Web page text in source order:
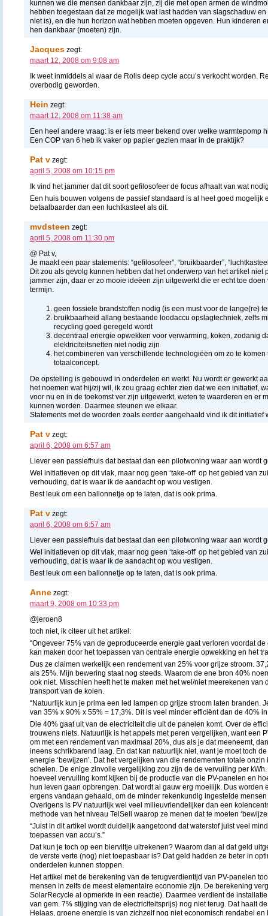
kunnen we die mensen dankbaar zijn, zij die met open armen de
hebben toegestaan dat ze mogelijk wat last hadden van slagschaduw
niet is), en die hun horizon wat hebben moeten opgeven. Hun kinderen
hen dankbaar (moeten) zijn.
Jacques zegt:
maart 12, 2008 om 9:08 am
Ik weet inmiddels al waar de Rolls deep cycle accu’s verkocht worden.
overbodig geworden.
Hein zegt:
maart 12, 2008 om 11:38 am
Een heel andere vraag: is er iets meer bekend over welke warmtepomp
Een COP van 6 heb ik vaker op papier gezien maar in de praktijk?
Pat v zegt:
april 5, 2008 om 10:15 pm
Ik vind het jammer dat dit soort gefilosofeer de focus afhaalt van wat
Een huis bouwen volgens de passief standaard is al heel goed mogelijk
betaalbaarder dan een luchtkasteel als dit.
mvdsteen zegt:
april 5, 2008 om 11:30 pm
@ Pat v,
Je maakt een paar statements: “gefilosofeer”, “bruikbaarder”,
Dit zou als gevolg kunnen hebben dat het onderwerp van het artikel niet
jammer zijn, daar er zo mooie ideëen zijn uitgewerkt die er echt toe
termijn.
geen fossiele brandstoffen nodig (is een must voor de lange(re)
bruikbaarheid allang bestaande loodaccu opslagtechniek, zelfs
recycling goed geregeld wordt
decentraal energie opwekken voor verwarming, koken, zodanig
elektriciteitsnetten niet nodig zijn
het combineren van verschillende technologiëen om zo te komen
totaalconcept.
De opstelling is gebouwd in onderdelen en werkt. Nu wordt er gewerkt
het noemen wat hij/zij wil, ik zou graag echter zien dat we een initiatief,
voor nu en in de toekomst ver zijn uitgewerkt, weten te waarderen en er
kunnen worden. Daarmee steunen we elkaar.
Statements met de woorden zoals eerder aangehaald vind ik dit initiatief
Pat v zegt:
april 6, 2008 om 6:57 am
Liever een passiefhuis dat bestaat dan een pilotwoning waar aan wordt
Wel initiatieven op dit vlak, maar nog geen ‘take-off’ op het gebied van
verhouding, dat is waar ik de aandacht op wou vestigen.
Best leuk om een ballonnetje op te laten, dat is ook prima.
Pat v zegt:
april 6, 2008 om 6:57 am
Liever een passiefhuis dat bestaat dan een pilotwoning waar aan wordt
Wel initiatieven op dit vlak, maar nog geen ‘take-off’ op het gebied van
verhouding, dat is waar ik de aandacht op wou vestigen.
Best leuk om een ballonnetje op te laten, dat is ook prima.
Anne zegt:
maart 9, 2008 om 10:33 pm
@jeroen8
toch niet, ik citeer uit het artikel:
“Ongeveer 75% van de geproduceerde energie gaat verloren voordat
kan maken door het toepassen van centrale energie opwekking en het
Dus ze claimen werkelijk een rendement van 25% voor grijze stroom.
als 25%. Mijn bewering staat nog steeds. Waarom de ene bron 40%
ook niet. Misschien heeft het te maken met het wel/niet meerekenen van
transport van de kolen.
“Natuurlijk kun je prima een led lampen op grijze stroom laten branden.
van 35% x 90% x 55% = 17,3%. Dit is veel minder efficiënt dan de 40%
Die 40% gaat uit van de electriciteit die uit de panelen komt. Over de
trouwens niets. Natuurlijk is het appels met peren vergelijken, want een
om met een rendement van maximaal 20%, dus als je dat meeneemt,
ineens schrikbarend laag. En dat kan natuurlijk niet, want je moet toch
energie ‘bewijzen’. Dat het vergelijken van die rendementen totale
schelen. De enige zinvolle vergelijking zou zijn de de vervuiling per
hoeveel vervuiling komt kijken bij de productie van die PV-panelen en
hun leven gaan opbrengen. Dat wordt al gauw erg moeilijk. Dus worden
ergens vandaan gehaald, om de minder rekenkundig ingestelde
Overigens is PV natuurlijk wel veel milieuvriendelijker dan een
methode van het niveau TelSell waarop ze menen dat te moeten
“Juist in dit artikel wordt duidelijk aangetoond dat waterstof juist veel
toepassen van accu’s.”
Dat kun je toch op een bierviltje uitrekenen? Waarom dan al dat geld
de verste verte (nog) niet toepasbaar is? Dat geld hadden ze beter in
onderdelen kunnen stoppen.
Het artikel met de berekening van de terugverdientijd van PV-panelen
mensen in zelfs de meest elementaire economie zijn. De berekening
SolarRecycle al opmerkte in een reactie). Daarmee verdient de
van gem. 7% stijging van de electriciteitsprijs) nog niet terug. Dat haalt
Helaas, groene energie is van zichzelf nog niet economisch rendabel